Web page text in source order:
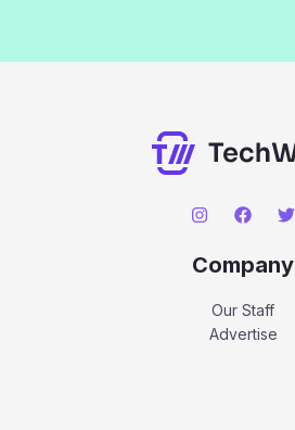
Company
Our Staff
Advertise